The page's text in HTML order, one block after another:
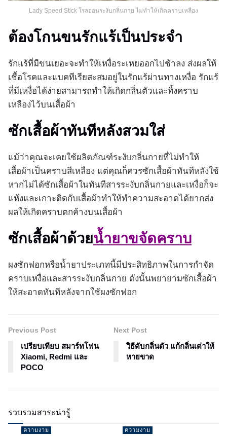
Lady Speed Stick โรลออนระงับกลิ่นกาย ไม่ทำให้เกิดคราบเหลือง
ต้องโกนขนรักแร้เป็นประจำ
รักแร้ที่มีขนเยอะจะทำให้เหงื่อระเหยออกไปช้าลง ส่งผลให้
เชื้อโรคและแบคทีเรียสะสมอยู่ในรักแร้ผ่านทางเหงื่อ รักแร้
ที่มีเหงื่อได้ง่ายสามารถทำให้เกิดกลิ่นตัวและทิ้งคราบ
เหลืองไว้บนเสื้อผ้า
ซักเสื้อผ้าทันทีหลังสวมใส่
แม้ว่าคุณจะเคยใช้ผลิตภัณฑ์ระงับกลิ่นกายที่ไม่ทำให้
เสื้อผ้าเป็นคราบสีเหลือง แต่คุณก็ควรซักเสื้อผ้าทันทีหลังใช้
หากไม่ได้ซักเสื้อผ้าในทันทีสารระงับกลิ่นกายและเหงื่อก็จะ
แห้งและเกาะติดกับเสื้อผ้าทำให้ทำความสะอาดได้ยากส่ง
ผลให้เกิดคราบตกค้างบนเสื้อผ้า
ซักเสื้อผ้าด้วยน้ำยาขจัดคราบ
ผงซักฟอกหรือน้ำยาประเภทนี้มีประสิทธิภาพในการกำจัด
คราบเหงื่อและสารระงับกลิ่นกาย ดังนั้นพยายามซักเสื้อผ้า
ให้สะอาดทันทีหลังจากใช้ผงซักฟอก
Previous Post
เปรียบเทียบ สมาร์ทโฟน
Xiaomi, Redmi และ
POCO
Next Post
วิธีดับกลิ่นตัว แก้กลิ่นเต่าให้
หายขาด
รวบรวมสาระน่ารู้
ความงาม ความงาม